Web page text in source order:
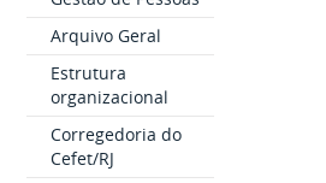
Arquivo Geral
Estrutura
organizacional
Corregedoria do
Cefet/RJ